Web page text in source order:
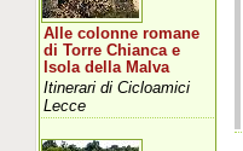
Alle colonne romane
di Torre Chianca e
Isola della Malva
Itinerari di Cicloamici
Lecce